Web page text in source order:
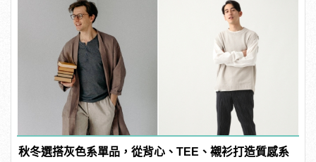
秋冬選搭灰色系單品，從背心、TEE、襯衫打造質感系